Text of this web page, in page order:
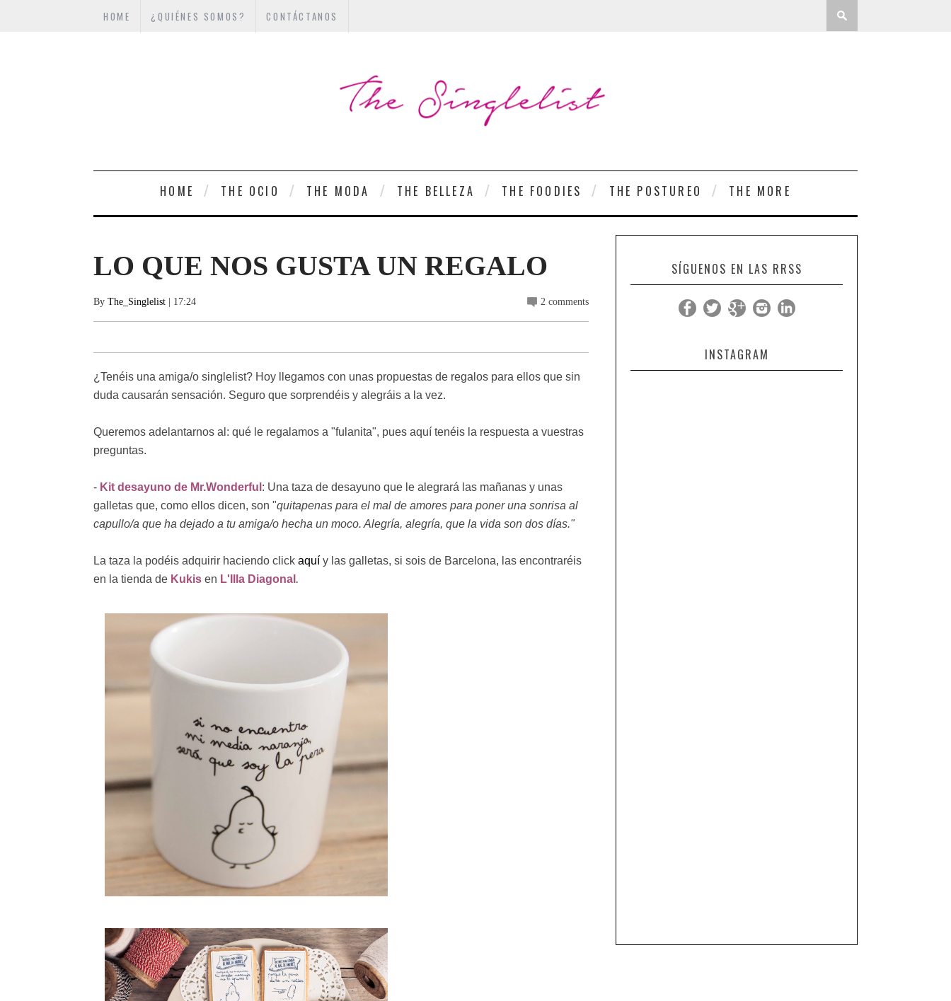
HOME ¿QUIÉNES SOMOS? CONTÁCTANOS
HOME THE OCIO THE MODA THE BELLEZA THE FOODIES THE POSTUREO THE MORE
LO QUE NOS GUSTA UN REGALO
By The_Singlelist | 17:24 2 comments
¿Tenéis una amiga/o singlelist? Hoy llegamos con unas propuestas de regalos para ellos que sin
duda causarán sensación. Seguro que sorprendéis y alegráis a la vez.
Queremos adelantarnos al: qué le regalamos a "fulanita", pues aquí tenéis la respuesta a vuestras
preguntas.
- Kit desayuno de Mr.Wonderful : Una taza de desayuno que le alegrará las mañanas y unas
galletas que, como ellos dicen, son "quitapenas para el mal de amores para poner una sonrisa al
capullo/a que ha dejado a tu amiga/o hecha un moco. Alegría, alegría, que la vida son dos días."
La taza la podéis adquirir haciendo click aquí y las galletas, si sois de Barcelona, las encontraréis
en la tienda de Kukis en L'Illa Diagonal .
SÍGUENOS EN LAS RRSS
INSTAGRAM